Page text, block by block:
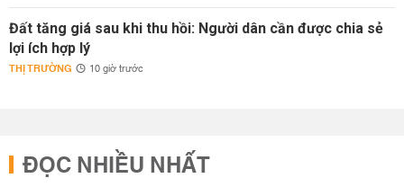
Đất tăng giá sau khi thu hồi: Người dân cần được chia sẻ
lợi ích hợp lý
THỊ TRƯỜNG 10 giờ trước
ĐỌC NHIỀU NHẤT